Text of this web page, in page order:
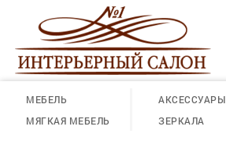
МЕБЕЛЬ
МЯГКАЯ МЕБЕЛЬ
АКСЕССУАРЫ
ЗЕРКАЛА